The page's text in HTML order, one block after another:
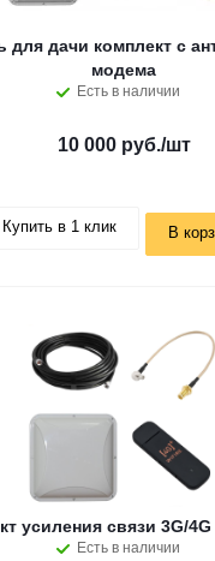
для дачи комплект с
модема
Есть в наличии
10 000 руб./шт
Купить в 1 клик В
усиления связи 3G/
Есть в наличии